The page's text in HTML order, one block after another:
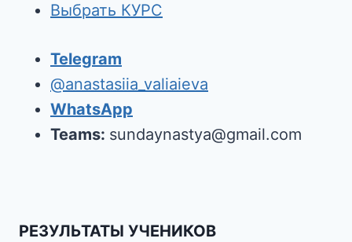
Выбрать КУРС
Telegram
@anastasiia_valiaieva
WhatsApp
Teams: sundaynastya@gmail.com
РЕЗУЛЬТАТЫ УЧЕНИКОВ